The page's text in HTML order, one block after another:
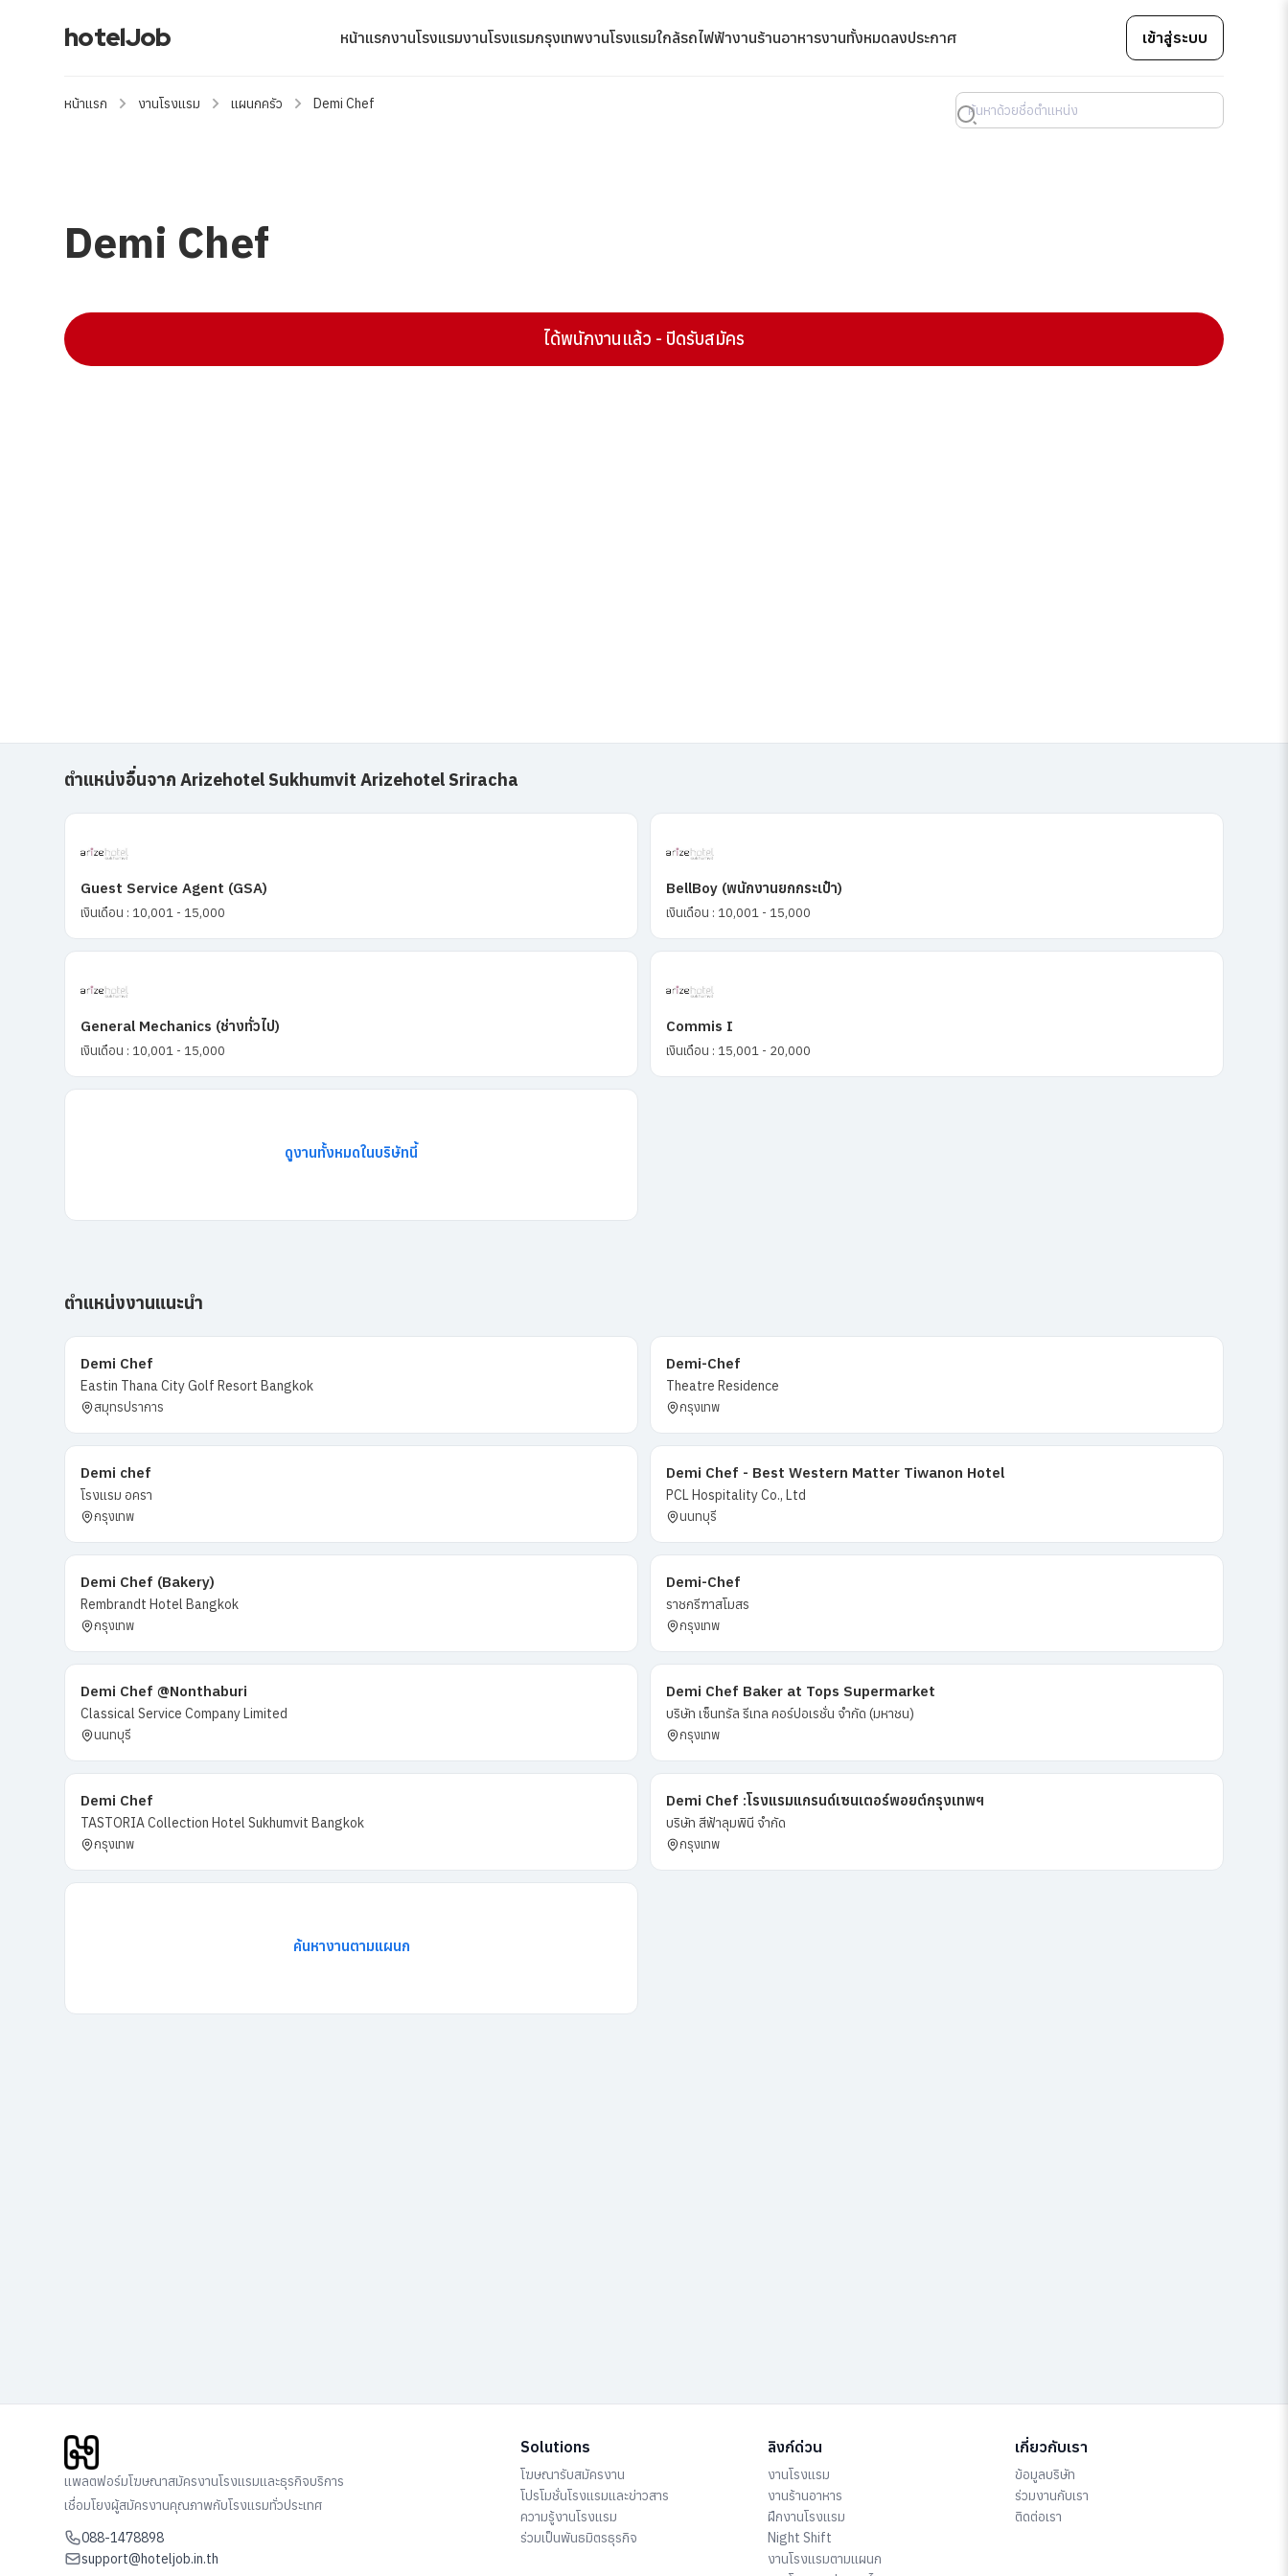
hotelJob หน้าแรกงานโรงแรมงานโรงแรมกรุงเทพงานโรงแรมใกล้รถไฟฟ้างานร้านอาหารงานทั้งหมดลงประกาศ เข้าสู่ระบบ
หน้าแรก งานโรงแรม แผนกครัว Demi Chef
Demi Chef
ได้พนักงานแล้ว - ปิดรับสมัคร
ตำแหน่งอื่นจาก Arizehotel Sukhumvit Arizehotel Sriracha
Guest Service Agent (GSA)
เงินเดือน : 10,001 - 15,000
BellBoy (พนักงานยกกระเป๋า)
เงินเดือน : 10,001 - 15,000
General Mechanics (ช่างทั่วไป)
เงินเดือน : 10,001 - 15,000
Commis I
เงินเดือน : 15,001 - 20,000
ดูงานทั้งหมดในบริษัทนี้
ตำแหน่งงานแนะนำ
Demi Chef
Eastin Thana City Golf Resort Bangkok
สมุทรปราการ
Demi-Chef
Theatre Residence
กรุงเทพ
Demi chef
โรงแรม อครา
กรุงเทพ
Demi Chef - Best Western Matter Tiwanon Hotel
PCL Hospitality Co., Ltd
นนทบุรี
Demi Chef (Bakery)
Rembrandt Hotel Bangkok
กรุงเทพ
Demi-Chef
ราชกรีฑาสโมสร
กรุงเทพ
Demi Chef @Nonthaburi
Classical Service Company Limited
นนทบุรี
Demi Chef Baker at Tops Supermarket
บริษัท เซ็นทรัล รีเทล คอร์ปอเรชั่น จำกัด (มหาชน)
กรุงเทพ
Demi Chef
TASTORIA Collection Hotel Sukhumvit Bangkok
กรุงเทพ
Demi Chef :โรงแรมแกรนด์เซนเตอร์พอยต์กรุงเทพฯ
บริษัท สีฟ้าลุมพินี จำกัด
กรุงเทพ
ค้นหางานตามแผนก
แพลตฟอร์มโฆษณาสมัครงานโรงแรมและธุรกิจบริการ
เชื่อมโยงผู้สมัครงานคุณภาพกับโรงแรมทั่วประเทศ
088-1478898
support@hoteljob.in.th
Solutions
โฆษณารับสมัครงาน
โปรโมชั่นโรงแรมและข่าวสาร
ความรู้งานโรงแรม
ร่วมเป็นพันธมิตรธุรกิจ
ลิงก์ด่วน
งานโรงแรม
งานร้านอาหาร
ฝึกงานโรงแรม
Night Shift
งานโรงแรมตามแผนก
เกี่ยวกับเรา
ข้อมูลบริษัท
ร่วมงานกับเรา
ติดต่อเรา